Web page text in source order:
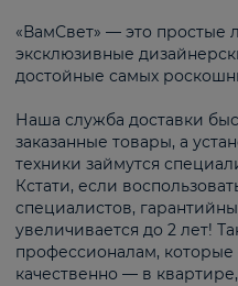
«ВамСвет» — это простые
эксклюзивные
достойные самых
Наша служба доставки
заказанные товары, а
техники займутся
Кстати, если
специалистов,
увеличивается до 2 лет!
профессионалам,
качественно — в